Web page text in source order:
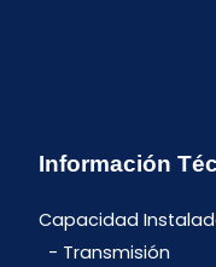
Información
Capacidad
Transmisión